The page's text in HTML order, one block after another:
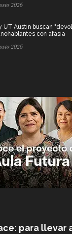
2026
UT Austin buscan
con afasia
2026
para llevar